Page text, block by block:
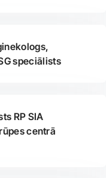
speciālists
RP SIA
centrā